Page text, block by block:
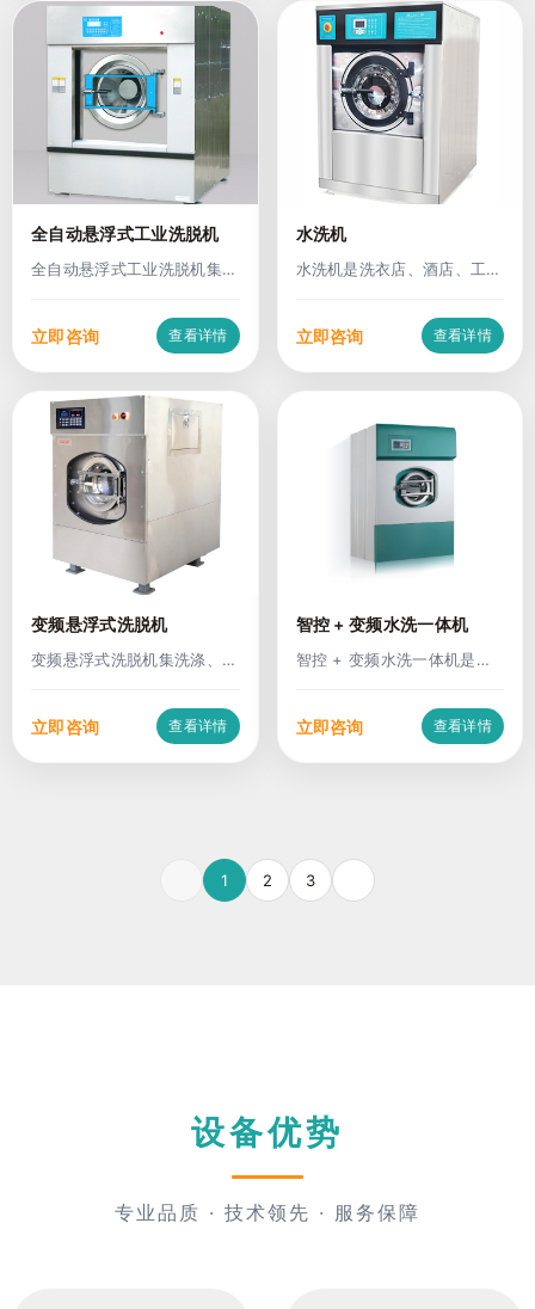
全自动悬浮式工业洗脱机
全自动悬浮式工业洗脱机集洗
立即咨询 查看详情
水洗机
水洗机是洗衣店、酒店、工厂
立即咨询 查看详情
变频悬浮式洗脱机
变频悬浮式洗脱机集洗涤、脱
立即咨询 查看详情
智控 + 变频水洗一体机
智控 + 变频水洗一体机是融
立即咨询 查看详情
1 2 3
设备优势
专业品质 · 技术领先 · 服务保障